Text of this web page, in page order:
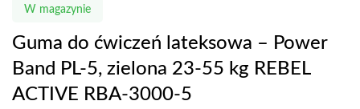
W magazynie
Guma do ćwiczeń lateksowa – Power
Band PL-5, zielona 23-55 kg REBEL
ACTIVE RBA-3000-5